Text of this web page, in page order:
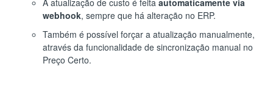
webhook, sempre que há alteração no ERP.
Também é possível forçar a atualização manualmente,
através da funcionalidade de sincronização manual no
Preço Certo.